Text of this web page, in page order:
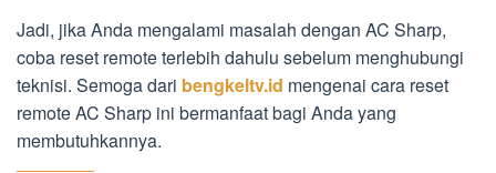
Jadi, jika Anda mengalami masalah dengan AC Sharp,
coba reset remote terlebih dahulu sebelum menghubungi
teknisi. Semoga dari bengkeltv.id mengenai cara reset
remote AC Sharp ini bermanfaat bagi Anda yang
membutuhkannya.